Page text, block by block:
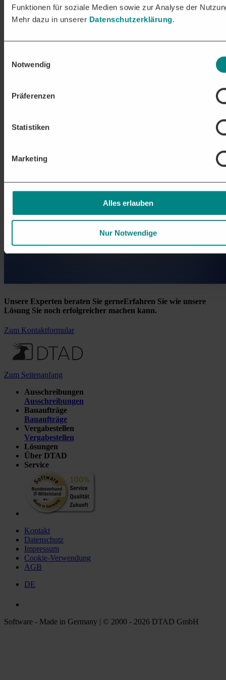
Funktionen für soziale Medien sowie zur Analyse der
Mehr dazu in unserer Datenschutzerklärung.
Notwendig
Präferenzen
Statistiken
Marketing
Alles erlauben
Nur Notwendige
BLICK
Nationale und EU-weite Ausschreibungen passgenau für Ihr
Unsere Experten beraten Sie gerneErfahren Sie wie unsere
Lösung Sie noch erfolgreicher machen kann.
Zum Kontaktformular
Zum Seitenanfang
Ausschreibungen
Ausschreibungen
Bauaufträge
Bauaufträge
Vergabestellen
Vergabestellen
Lösungen
Über DTAD
Service
Kontakt
Datenschutz
Impressum
Cookie-Verwendung
AGB
DE
Software - Made in Germany | © 2000 - 2026 DTAD GmbH